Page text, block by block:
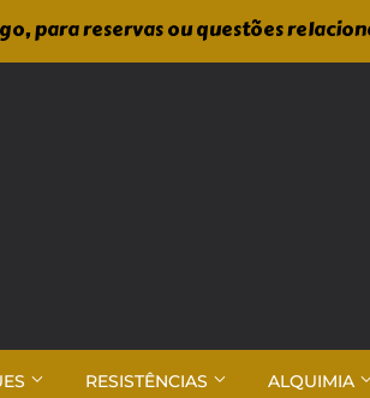
para reservas ou questões
RESISTÊNCIAS ALQUIMIA